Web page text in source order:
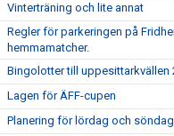
Vinterträning och lite annat
Regler för parkeringen på
hemmamatcher.
Bingolotter till uppesittarkvällen
Lagen för ÄFF-cupen
Planering för lördag och